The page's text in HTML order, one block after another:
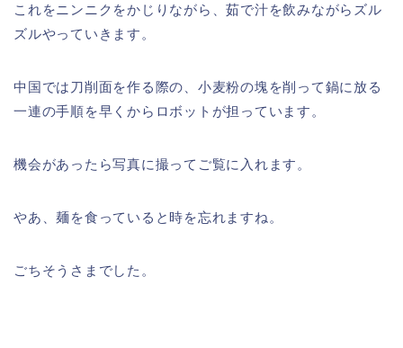
これをニンニクをかじりながら、茹で汁を飲みながらズル
ズルやっていきます。
中国では刀削面を作る際の、小麦粉の塊を削って鍋に放る
一連の手順を早くからロボットが担っています。
機会があったら写真に撮ってご覧に入れます。
やあ、麺を食っていると時を忘れますね。
ごちそうさまでした。